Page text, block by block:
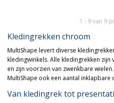
1 - 9 van 9
Kledingrekken chroom
MultiShape levert diverse
kledingwinkels. Alle kledingrekken
en zijn voorzien van zwenkbare
MultiShape ook een aantal inklapbare
Van kledingrek tot